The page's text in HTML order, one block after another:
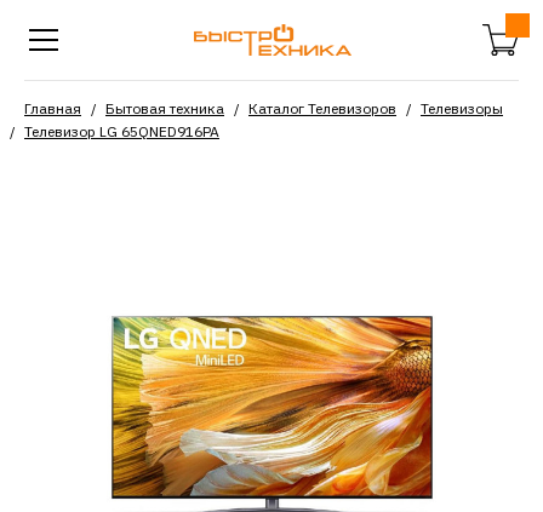
Главная Бытовая техника Каталог Телевизоров
Телевизоры
Телевизор LG 65QNED916PA